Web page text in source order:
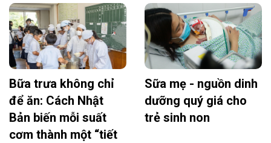
Bữa trưa không chỉ
để ăn: Cách Nhật
Bản biến mỗi suất
cơm thành một “tiết
Sữa mẹ - nguồn dinh
dưỡng quý giá cho
trẻ sinh non